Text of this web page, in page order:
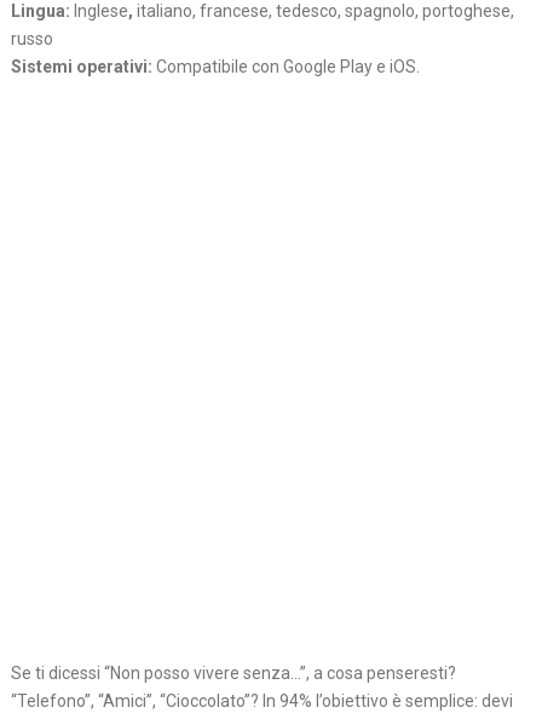
Lingua: Inglese, italiano, francese, tedesco, spagnolo, portoghese,
russo
Sistemi operativi: Compatibile con Google Play e iOS.
Se ti dicessi “Non posso vivere senza…”, a cosa penseresti?
“Telefono”, “Amici”, “Cioccolato”? In 94% l’obiettivo è semplice: devi